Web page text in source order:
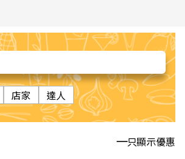
店家 達人
只顯示優惠